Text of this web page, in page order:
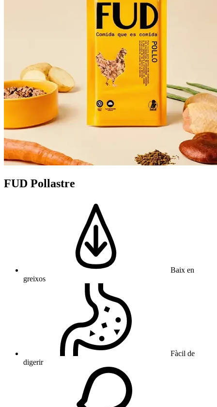
FUD Pollastre
Baix en
greixos
Fàcil de
digerir